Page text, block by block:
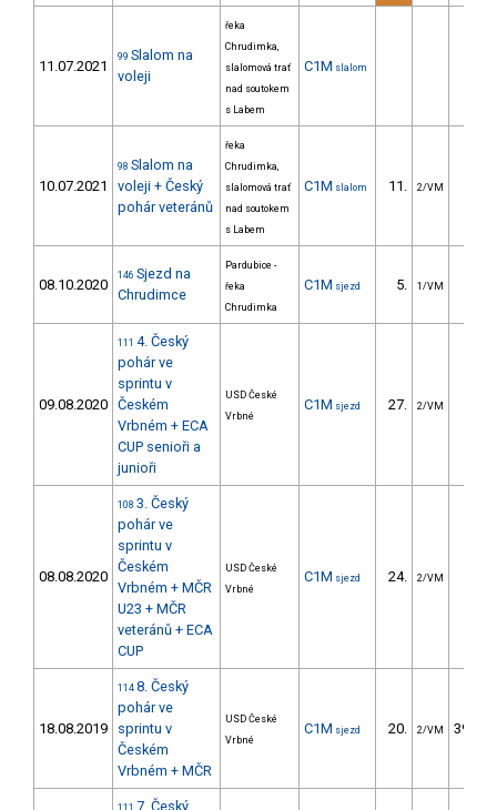
11.07.2021
99 Slalom na
voleji
řeka
Chrudimka,
slalomová trať
nad soutokem
s Labem
C1M slalom
10.07.2021
98 Slalom na
voleji + Český
pohár veteránů
řeka
Chrudimka,
slalomová trať
nad soutokem
s Labem
C1M slalom 11. 2/VM
08.10.2020
146 Sjezd na
Chrudimce
Pardubice -
řeka
Chrudimka
C1M sjezd 5. 1/VM
09.08.2020
111 4. Český
pohár ve
sprintu v
Českém
Vrbném + ECA
CUP senioři a
junioři
USD České
Vrbné
C1M sjezd 27. 2/VM
08.08.2020
108 3. Český
pohár ve
sprintu v
Českém
Vrbném + MČR
U23 + MČR
veteránů + ECA
CUP
USD České
Vrbné
C1M sjezd 24. 2/VM
18.08.2019
114 8. Český
pohár ve
sprintu v
Českém
Vrbném + MČR
USD České
Vrbné
C1M sjezd 20. 2/VM
7. Český